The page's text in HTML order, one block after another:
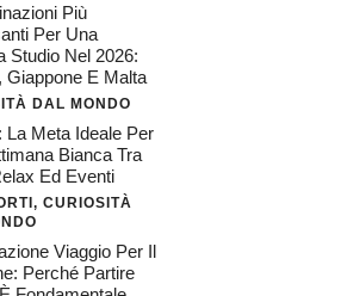
Più
Per Una
Studio Nel 2026:
Giappone E Malta
DAL MONDO
La Meta Ideale Per
Bianca Tra
Ed Eventi
, CURIOSITÀ
Viaggio Per Il
Perché Partire